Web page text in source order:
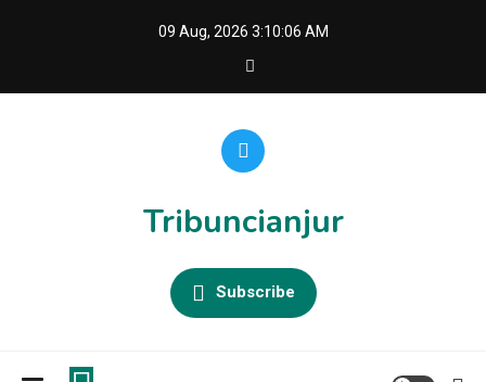
09 Aug, 2026 3:10:07 AM
Tribuncianjur
Subscribe